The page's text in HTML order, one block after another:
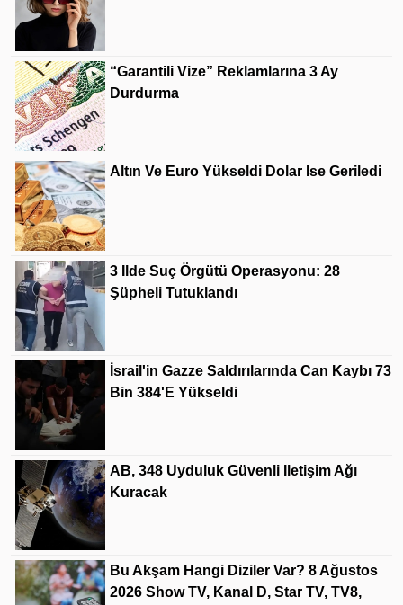
“Garantili Vize” Reklamlarına 3 Ay
Durdurma
Altın Ve Euro Yükseldi Dolar Ise Geriledi
3 Ilde Suç Örgütü Operasyonu: 28
Şüpheli Tutuklandı
İsrail'in Gazze Saldırılarında Can Kaybı 73
Bin 384'e Yükseldi
AB, 348 Uyduluk Güvenli Iletişim Ağı
Kuracak
Bu Akşam Hangi Diziler Var? 8 Ağustos
2026 Show TV, Kanal D, Star TV, TV8,